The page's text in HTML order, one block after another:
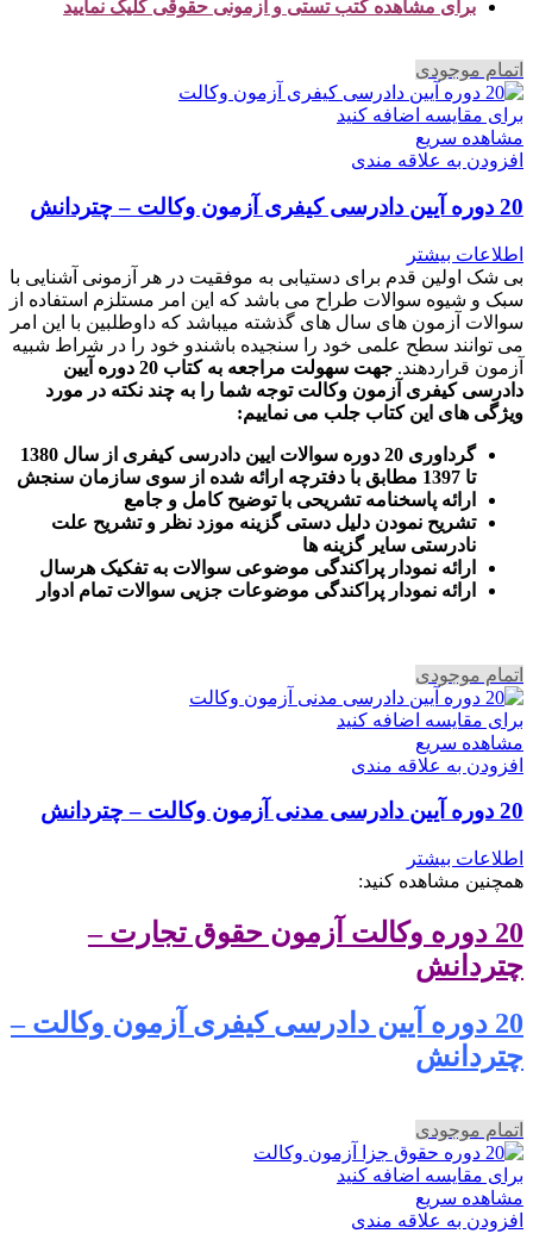
برای مشاهده کتب تستی و آزمونی حقوقی کلیک نمایید
اتمام موجودی
برای مقایسه اضافه کنید
مشاهده سریع
افزودن به علاقه مندی
20 دوره آیین دادرسی کیفری آزمون وکالت – چتردانش
اطلاعات بیشتر
بی شک اولین قدم برای دستیابی به موفقیت در هر آزمونی آشنایی با
سبک و شیوه سوالات طراح می باشد که این امر مستلزم استفاده از
سوالات آزمون های سال های گذشته میباشد که داوطلبین با این امر
می توانند سطح علمی خود را سنجیده باشندو خود را در شراط شبیه
آزمون قراردهند.
جهت سهولت مراجعه به کتاب 20 دوره آیین
دادرسی کیفری آزمون وکالت توجه شما را به چند نکته در مورد
ویژگی های این کتاب جلب می نماییم:
گرداوری 20 دوره سوالات ایین دادرسی کیفری از سال 1380
تا 1397 مطابق با دفترچه ارائه شده از سوی سازمان سنجش
ارائه پاسخنامه تشریحی با توضیح کامل و جامع
تشریح نمودن دلیل دستی گزینه موزد نظر و تشریح علت
نادرستی سایر گزینه ها
ارائه نمودار پراکندگی موضوعی سوالات به تفکیک هرسال
رائه نمودار پراکندگی موضوعات جزیی سوالات تمام ادوار
اتمام موجودی
برای مقایسه اضافه کنید
مشاهده سریع
افزودن به علاقه مندی
20 دوره آیین دادرسی مدنی آزمون وکالت – چتردانش
اطلاعات بیشتر
همچنین مشاهده کنید:
20 دوره وکالت آزمون حقوق تجارت –
چتردانش
20 دوره آیین دادرسی کیفری آزمون وکالت –
چتردانش
اتمام موجودی
برای مقایسه اضافه کنید
مشاهده سریع
افزودن به علاقه مندی